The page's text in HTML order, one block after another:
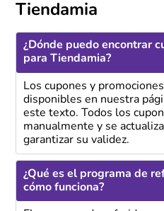
Tiendamia
¿Dónde puedo encontrar
para Tiendamia?
Los cupones y
disponibles en nuestra
este texto. Todos los
manualmente y se
garantizar su validez.
¿Qué es el programa de
cómo funciona?